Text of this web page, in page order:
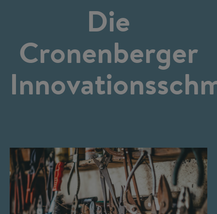
Die
Cronenberger